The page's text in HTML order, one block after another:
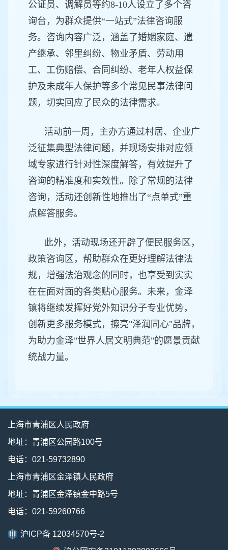
公证员、调解员等约8-10人设立了多个咨
询台，为群众提供“一站式”法律咨询服
务。咨询内容广泛，涵盖了婚姻家庭、遗
产继承、邻里纠纷、物业矛盾、劳动用
工、工伤赔偿、合同纠纷、老年人权益保
护及未成年人保护等多个常见民事法律问
题，切实回应了民众的法律需求。
活动前一周，主办方通过村居、企业广
泛征集典型法律问题，并现场安排对应领
域专家进行针对性深度解答，有效提升了
咨询的精准度和实效性。除了常规的法律
咨询，活动还创新性地推出了“点单式”重
点解答服务。
此外，活动现场还开辟了便民服务区，
政策咨询区，帮助群众在更好理解法律法
规，增强法治观念的同时，也享受到实实
在在面对面的各类贴心服务。未来，金泽
镇将继续发挥好党外知识分子专业优势，
创新更多服务模式，擦亮"泽润同心"品牌，
为助力金泽"世界人居文明典范"的愿景贡献
统战力量。
上海市青浦区人民政府
地址：青浦区公园路100号
电话：021-59732890
上海市青浦区金泽镇人民政府
地址：青浦区金泽镇金中路5号
电话：021-59260766
沪ICP备 12034570号-2